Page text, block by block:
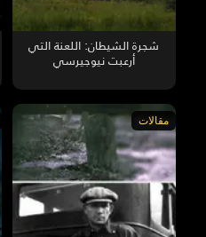
شجرة الشيطان: اللعنة التي
أرعبت نيوجيرسي
مقالات